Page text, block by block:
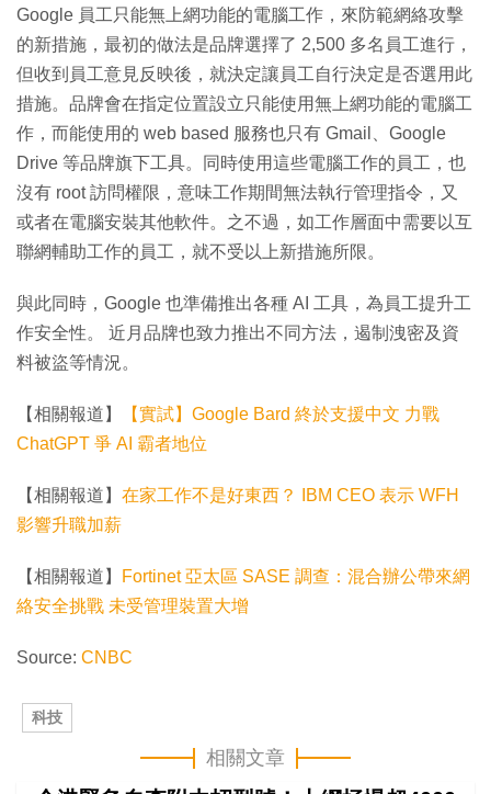
3
%
間
Google 員工只能無上網功能的電腦工作，來防範網絡攻擊
的新措施，最初的做法是品牌選擇了 2,500 多名員工進行，
但收到員工意見反映後，就決定讓員工自行決定是否選用此
措施。品牌會在指定位置設立只能使用無上網功能的電腦工
作，而能使用的 web based 服務也只有 Gmail、Google
Drive 等品牌旗下工具。同時使用這些電腦工作的員工，也
沒有 root 訪問權限，意味工作期間無法執行管理指令，又
或者在電腦安裝其他軟件。之不過，如工作層面中需要以互
聯網輔助工作的員工，就不受以上新措施所限。
與此同時，Google 也準備推出各種 AI 工具，為員工提升工
作安全性。 近月品牌也致力推出不同方法，遏制洩密及資
料被盜等情況。
【相關報道】
【實試】Google Bard 終於支援中文 力戰
ChatGPT 爭 AI 霸者地位
【相關報道】 在家工作不是好東西？ IBM CEO 表示 WFH
影響升職加薪
【相關報道】
Fortinet 亞太區 SASE 調查：混合辦公帶來網
絡安全挑戰 未受管理裝置大增
Source: CNBC
科技
相關文章